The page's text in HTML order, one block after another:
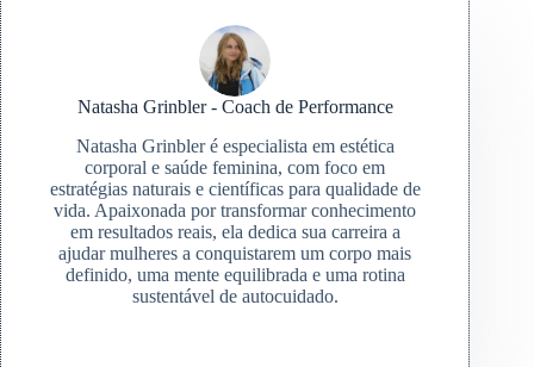
Natasha Grinbler - Coach de Performance
Natasha Grinbler é especialista em estética
corporal e saúde feminina, com foco em
estratégias naturais e científicas para qualidade de
vida. Apaixonada por transformar conhecimento
em resultados reais, ela dedica sua carreira a
ajudar mulheres a conquistarem um corpo mais
definido, uma mente equilibrada e uma rotina
sustentável de autocuidado.